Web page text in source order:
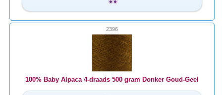
2396
100% Baby Alpaca 4-draads 500 gram Donker Goud-Geel